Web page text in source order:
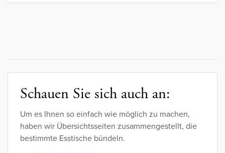
Schauen Sie sich auch an:
Um es Ihnen so einfach wie möglich zu machen,
haben wir Übersichtsseiten zusammengestellt, die
bestimmte Esstische bündeln.